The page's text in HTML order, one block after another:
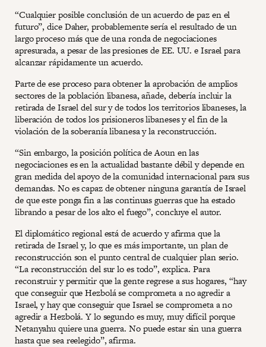
“Cualquier posible conclusión de un acuerdo de paz en el
futuro”, dice Daher, probablemente sería el resultado de un
largo proceso más que de una ronda de negociaciones
apresurada, a pesar de las presiones de EE. UU. e Israel para
alcanzar rápidamente un acuerdo.
Parte de ese proceso para obtener la aprobación de amplios
sectores de la población libanesa, añade, debería incluir la
retirada de Israel del sur y de todos los territorios libaneses, la
liberación de todos los prisioneros libaneses y el fin de la
violación de la soberanía libanesa y la reconstrucción.
“Sin embargo, la posición política de Aoun en las
negociaciones es en la actualidad bastante débil y depende en
gran medida del apoyo de la comunidad internacional para sus
demandas. No es capaz de obtener ninguna garantía de Israel
de que este ponga fin a las continuas guerras que ha estado
librando a pesar de los alto el fuego”, concluye el autor.
El diplomático regional está de acuerdo y afirma que la
retirada de Israel y, lo que es más importante, un plan de
reconstrucción son el punto central de cualquier plan serio.
“La reconstrucción del sur lo es todo”, explica. Para
reconstruir y permitir que la gente regrese a sus hogares, “hay
que conseguir que Hezbolá se comprometa a no agredir a
Israel, y hay que conseguir que Israel se comprometa a no
agredir a Hezbolá. Y lo segundo es muy, muy difícil porque
Netanyahu quiere una guerra. No puede estar sin una guerra
hasta que sea reelegido”, afirma.